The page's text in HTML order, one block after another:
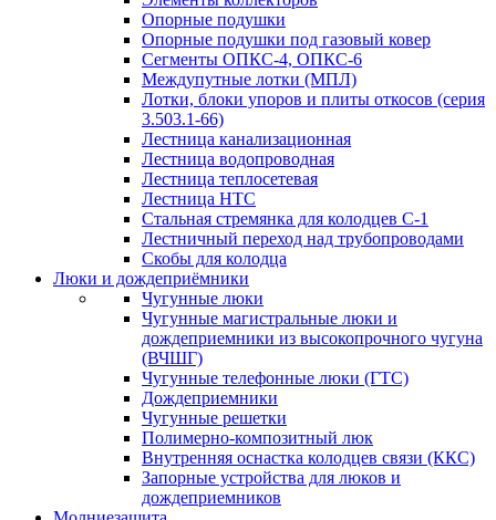
Опорные подушки
Опорные подушки под газовый ковер
Сегменты ОПКС-4, ОПКС-6
Междупутные лотки (МПЛ)
Лотки, блоки упоров и плиты откосов (серия
3.503.1-66)
Лестница канализационная
Лестница водопроводная
Лестница теплосетевая
Лестница НТС
Стальная стремянка для колодцев С-1
Лестничный переход над трубопроводами
Скобы для колодца
Люки и дождеприёмники
Чугунные люки
Чугунные магистральные люки и
дождеприемники из высокопрочного чугуна
(ВЧШГ)
Чугунные телефонные люки (ГТС)
Дождеприемники
Чугунные решетки
Полимерно-композитный люк
Внутренняя оснастка колодцев связи (ККС)
Запорные устройства для люков и
дождеприемников